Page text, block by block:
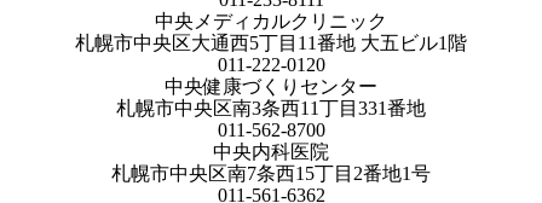
中央メディカルクリニック
札幌市中央区大通西5丁目11番地 大五ビル1階
011-222-0120
中央健康づくりセンター
札幌市中央区南3条西11丁目331番地
011-562-8700
中央内科医院
札幌市中央区南7条西15丁目2番地1号
011-561-6362